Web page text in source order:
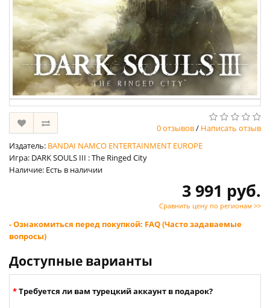
0 отзывов/ Написать отзыв
Издатель: BANDAI NAMCO ENTERTAINMENT EUROPE
Игра: DARK SOULS III : The Ringed City
Наличие: Есть в наличии
3 991 руб.
Сравнить цену по регионам >>
- Ознакомиться перед покупкой: FAQ (Часто задаваемые
вопросы)
Доступные варианты
Требуется ли вам турецкий аккаунт в подарок?